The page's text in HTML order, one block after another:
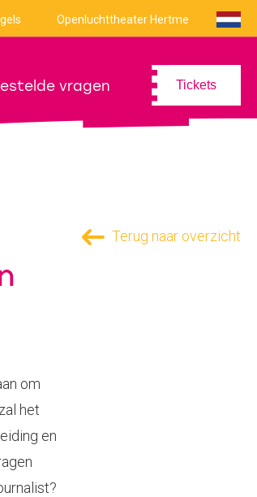
Openluchttheater Hertme
vragen Tickets
Terug naar overzicht
om
het
en